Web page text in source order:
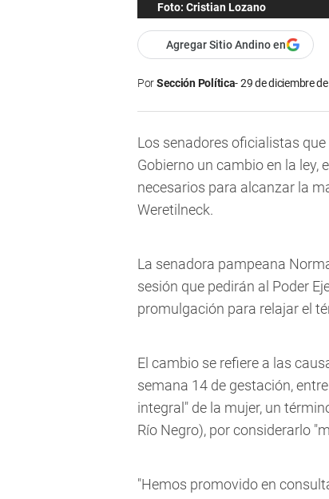
Foto: Cristian Lozano
Agregar Sitio Andino en
PorSección Política 29 de diciembre
Los senadores oficialistas
Gobierno un cambio en la ley,
necesarios para alcanzar la
Weretilneck.
La senadora pampeana
sesión que pedirán al Poder
promulgación para relajar el
El cambio se refiere a las
semana 14 de gestación,
integral" de la mujer, un
Río Negro), por considerarlo
"Hemos promovido en